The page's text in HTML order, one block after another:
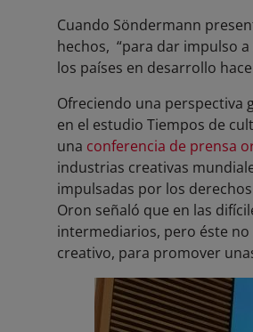
Cuando Söndermann
hechos, “para dar impulso
los países en desarrollo
Ofreciendo una perspectiva
en el estudio Tiempos de
una conferencia de prensa
industrias creativas
impulsadas por los
Oron señaló que en las
intermediarios, pero éste
creativo, para promover